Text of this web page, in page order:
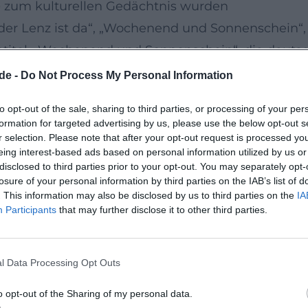
- Do Not Process My Personal Information
opt-out of the sale, sharing to third parties, or processing of your
for targeted advertising by us, please use the below opt-out
selection. Please note that after your opt-out request is processed
interest-based ads based on personal information utilized by us
to third parties prior to your opt-out. You may separately
of your personal information by third parties on the IAB’s list of
This information may also be disclosed by us to third parties on the
Participants that may further disclose it to other third parties.
Data Processing Opt Outs
opt-out of the Sharing of my personal data.
kulturellen Gedächtnis wurden
Lenz ist da“, „Wochenend und
„Wochenend und Sonnenschein“, die
Hit einer Generation, die Eskapismus und
Foxtrott-Energie, cleveren Doppelbödigkeiten
spätere Editionen und Remasters halten
adaptiertem Jazz, Operetten-Sehnsucht,
Zwischenkriegszeit.
bis zur Kino-Renaissance
mit dem Film verbunden. Bereits frühe
wie „Das ist die Liebe der Matrosen“
Harmonists“ (1997) für ein internationales
Die filmische Aufarbeitung – ergänzt
das Ensemble endgültig im Kanon